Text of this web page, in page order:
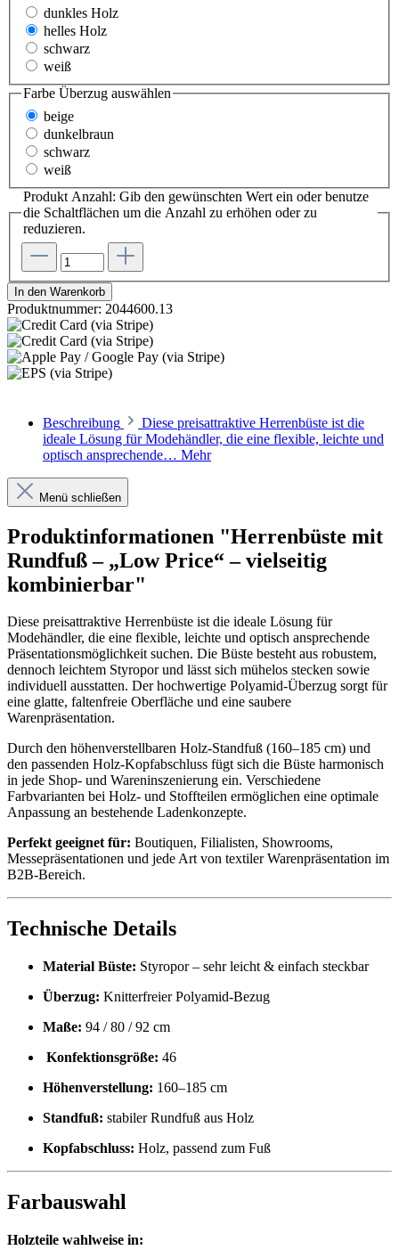
dunkles Holz
helles Holz
schwarz
weiß
Farbe Überzug auswählen
beige
dunkelbraun
schwarz
weiß
Produkt Anzahl: Gib den gewünschten Wert ein oder benutze
die Schaltflächen um die Anzahl zu erhöhen oder zu
reduzieren.
In den Warenkorb
Produktnummer: 2044600.13
Beschreibung
Diese preisattraktive Herrenbüste ist die
ideale Lösung für Modehändler, die eine flexible, leichte und
optisch ansprechende… Mehr
Menü schließen
Produktinformationen "Herrenbüste mit
Rundfuß – „Low Price“ – vielseitig
kombinierbar"
Diese preisattraktive Herrenbüste ist die ideale Lösung für
Modehändler, die eine flexible, leichte und optisch ansprechende
Präsentationsmöglichkeit suchen. Die Büste besteht aus robustem,
dennoch leichtem Styropor und lässt sich mühelos stecken sowie
individuell ausstatten. Der hochwertige Polyamid-Überzug sorgt für
eine glatte, faltenfreie Oberfläche und eine saubere
Warenpräsentation.
Durch den höhenverstellbaren Holz-Standfuß (160–185 cm) und
den passenden Holz-Kopfabschluss fügt sich die Büste harmonisch
in jede Shop- und Wareninszenierung ein. Verschiedene
Farbvarianten bei Holz- und Stoffteilen ermöglichen eine optimale
Anpassung an bestehende Ladenkonzepte.
Perfekt geeignet für: Boutiquen, Filialisten, Showrooms,
Messepräsentationen und jede Art von textiler Warenpräsentation im
B2B-Bereich.
Technische Details
Material Büste: Styropor – sehr leicht & einfach steckbar
Überzug: Knitterfreier Polyamid-Bezug
Maße: 94 / 80 / 92 cm
Konfektionsgröße: 46
Höhenverstellung: 160–185 cm
Standfuß: stabiler Rundfuß aus Holz
Kopfabschluss: Holz, passend zum Fuß
Farbauswahl
Holzteile wahlweise in: